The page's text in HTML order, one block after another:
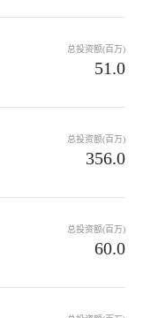
总投资额(百万)
51.0
总投资额(百万)
356.0
总投资额(百万)
60.0